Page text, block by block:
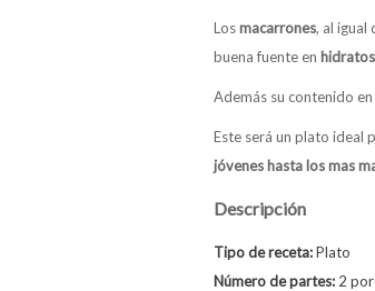
Losmacarrones, al igual
buena fuente en
Además su contenido
Este será un plato ideal
jóvenes hasta los mas
Descripción
Tipo de receta:Plato
Número de partes: 2